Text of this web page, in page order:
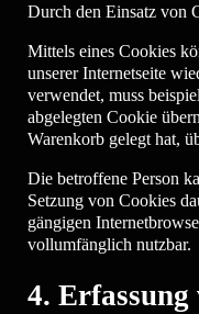
Durch den Einsatz von
Mittels eines Cookies
unserer Internetseite
verwendet, muss
abgelegten Cookie
Warenkorb gelegt hat,
Die betroffene Person
Setzung von Cookies
gängigen
vollumfänglich nutzbar.
4.